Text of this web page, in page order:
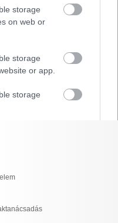
storage
on web or
storage
or app.
storage
storage